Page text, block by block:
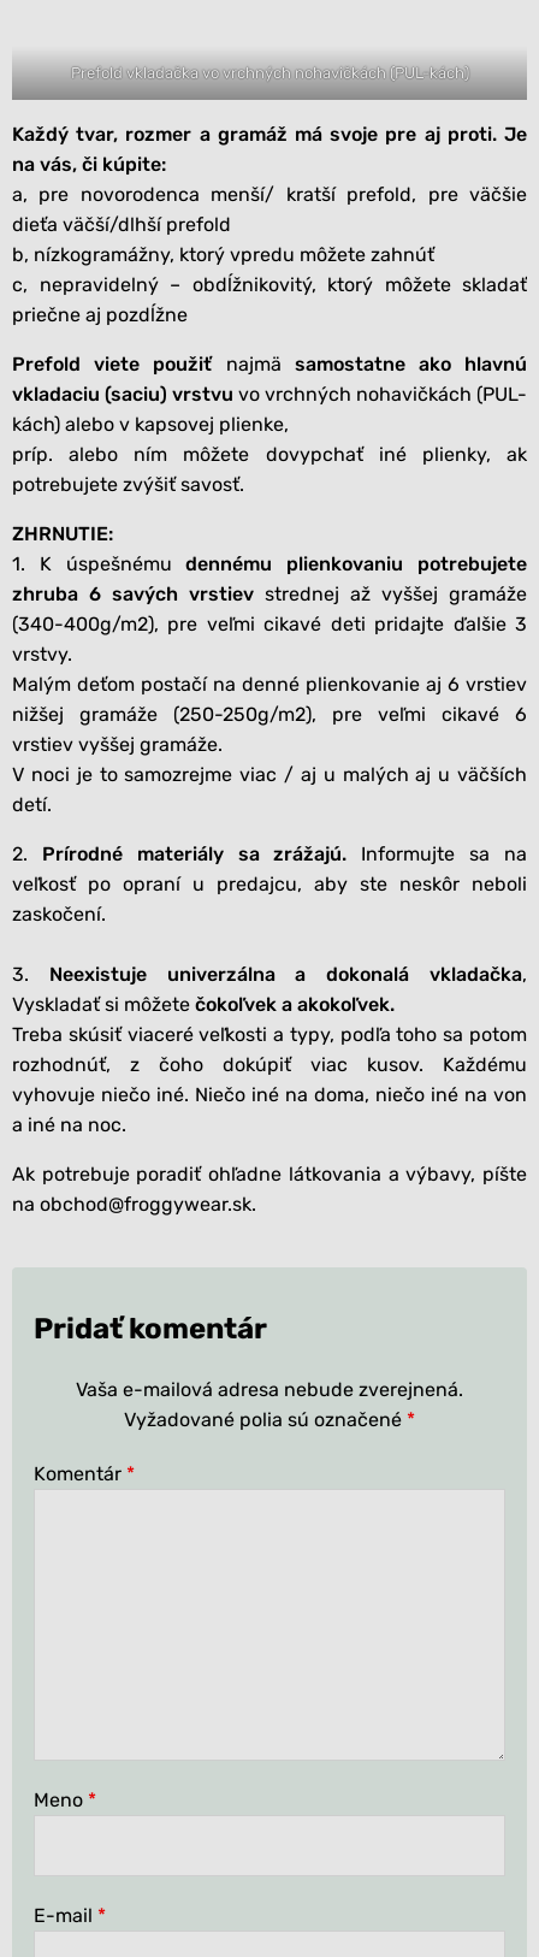
Prefold vkladačka vo vrchných nohavičkách (PUL-kách)
Každý tvar, rozmer a gramáž má svoje pre aj proti. Je
na vás, či kúpite:
a, pre novorodenca menší/ kratší prefold, pre väčšie
dieťa väčší/dlhší prefold
b, nízkogramážny, ktorý vpredu môžete zahnúť
c, nepravidelný – obdĺžnikovitý, ktorý môžete skladať
priečne aj pozdĺžne
Prefold viete použiť najmä samostatne ako hlavnú
vkladaciu (saciu) vrstvu vo vrchných nohavičkách (PUL-
kách) alebo v kapsovej plienke,
príp. alebo ním môžete dovypchať iné plienky, ak
potrebujete zvýšiť savosť.
ZHRNUTIE:
1. K úspešnémudennému plienkovaniu potrebujete
zhruba 6 savých vrstiev strednej až vyššej gramáže
(340-400g/m2), pre veľmi cikavé deti pridajte ďalšie 3
vrstvy.
Malým deťom postačí na denné plienkovanie aj 6 vrstiev
nižšej gramáže (250-250g/m2), pre veľmi cikavé 6
vrstiev vyššej gramáže.
V noci je to samozrejme viac / aj u malých aj u väčších
detí.
2. Prírodné materiály sa zrážajú. Informujte sa na
veľkosť po opraní u predajcu, aby ste neskôr neboli
zaskočení.
3. Neexistuje univerzálna a dokonalá vkladačka,
Vyskladať si môžete čokoľvek a akokoľvek.
Treba skúsiť viaceré veľkosti a typy, podľa toho sa potom
rozhodnúť, z čoho dokúpiť viac kusov. Každému
vyhovuje niečo iné. Niečo iné na doma, niečo iné na von
a iné na noc.
Ak potrebuje poradiť ohľadne látkovania a výbavy, píšte
na obchod@froggywear.sk.
Pridať komentár
Vaša e-mailová adresa nebude zverejnená.
Vyžadované polia sú označené *
Komentár *
Meno *
E-mail *